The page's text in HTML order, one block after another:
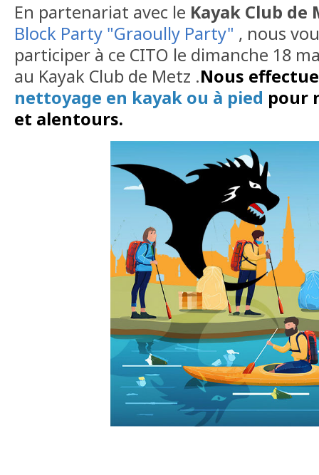
En partenariat avec le Kayak Club de
Block Party "Graoully Party" , nous
participer à ce CITO le dimanche 18
au Kayak Club de Metz .Nous
nettoyage en kayak ou à pied pour
et alentours.